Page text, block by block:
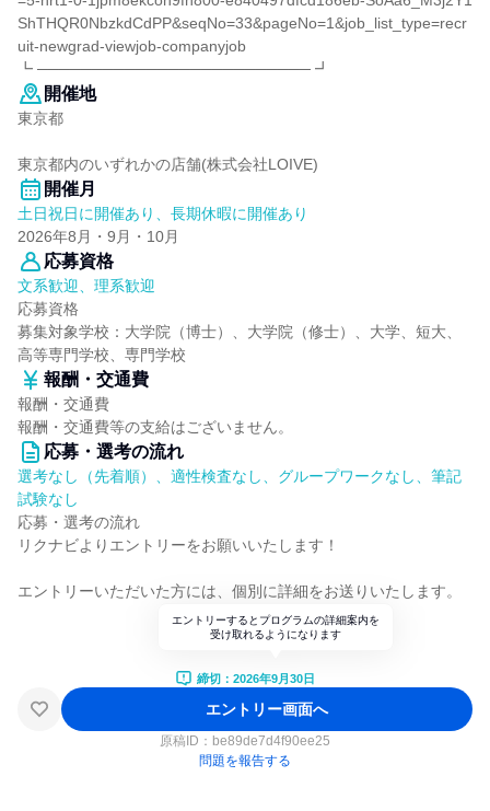
ShTHQR0NbzkdCdPP&seqNo=33&pageNo=1&job_list_type=recr
uit-newgrad-viewjob-companyjob
┗ ───────────────────────── ┛
開催地
東京都
東京都内のいずれかの店舗(株式会社LOIVE)
開催月
土日祝日に開催あり、長期休暇に開催あり
2026年8月・9月・10月
応募資格
文系歓迎、理系歓迎
応募資格
募集対象学校：大学院（博士）、大学院（修士）、大学、短大、
高等専門学校、専門学校
報酬・交通費
報酬・交通費
報酬・交通費等の支給はございません。
応募・選考の流れ
選考なし（先着順）、適性検査なし、グループワークなし、筆記
試験なし
応募・選考の流れ
リクナビよりエントリーをお願いいたします！
エントリーいただいた方には、個別に詳細をお送りいたします。
エントリーするとプログラムの詳細案内を
受け取れるようになります
締切：2026年9月30日
エントリー画面へ
原稿ID： be89de7d4f90ee25
問題を報告する